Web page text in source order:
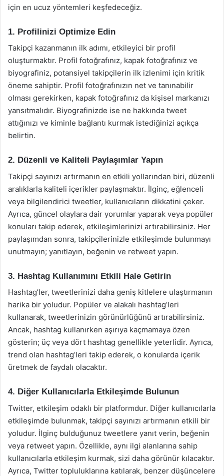
için en ucuz yöntemleri keşfedeceğiz.
1. Profilinizi Optimize Edin
Takipçi kazanmanın ilk adımı, etkileyici bir profil
oluşturmaktır. Profil fotoğrafınız, kapak fotoğrafınız ve
biyografiniz, potansiyel takipçilerin ilk izlenimi için kritik
öneme sahiptir. Profil fotoğrafınızın net ve tanınabilir
olması gerekirken, kapak fotoğrafınız da kişisel markanızı
yansıtmalıdır. Biyografinizde ise ne hakkında tweet
attığınızı ve kiminle bağlantı kurmak istediğinizi açıkça
belirtin.
2. Düzenli ve Kaliteli Paylaşımlar Yapın
Takipçi sayınızı artırmanın en etkili yollarından biri, düzenli
aralıklarla kaliteli içerikler paylaşmaktır. İlginç, eğlenceli
veya bilgilendirici tweetler, kullanıcıların dikkatini çeker.
Ayrıca, güncel olaylara dair yorumlar yaparak veya popüler
konuları takip ederek, etkileşimlerinizi artırabilirsiniz. Her
paylaşımdan sonra, takipçilerinizle etkileşimde bulunmayı
unutmayın; yanıtlayın, beğenin ve retweet yapın.
3. Hashtag Kullanımını Etkili Hale Getirin
Hashtag’ler, tweetlerinizi daha geniş kitlelere ulaştırmanın
harika bir yoludur. Popüler ve alakalı hashtag’leri
kullanarak, tweetlerinizin görünürlüğünü artırabilirsiniz.
Ancak, hashtag kullanırken aşırıya kaçmamaya özen
gösterin; üç veya dört hashtag genellikle yeterlidir. Ayrıca,
trend olan hashtag’leri takip ederek, o konularda içerik
üretmek de faydalı olacaktır.
4. Diğer Kullanıcılarla Etkileşimde Bulunun
Twitter, etkileşim odaklı bir platformdur. Diğer kullanıcılarla
etkileşimde bulunmak, takipçi sayınızı artırmanın etkili bir
yoludur. İlginç bulduğunuz tweetlere yanıt verin, beğenin
veya retweet yapın. Özellikle, aynı ilgi alanlarına sahip
kullanıcılarla etkileşim kurmak, sizi daha görünür kılacaktır.
Ayrıca, Twitter topluluklarına katılarak, benzer düşüncelere